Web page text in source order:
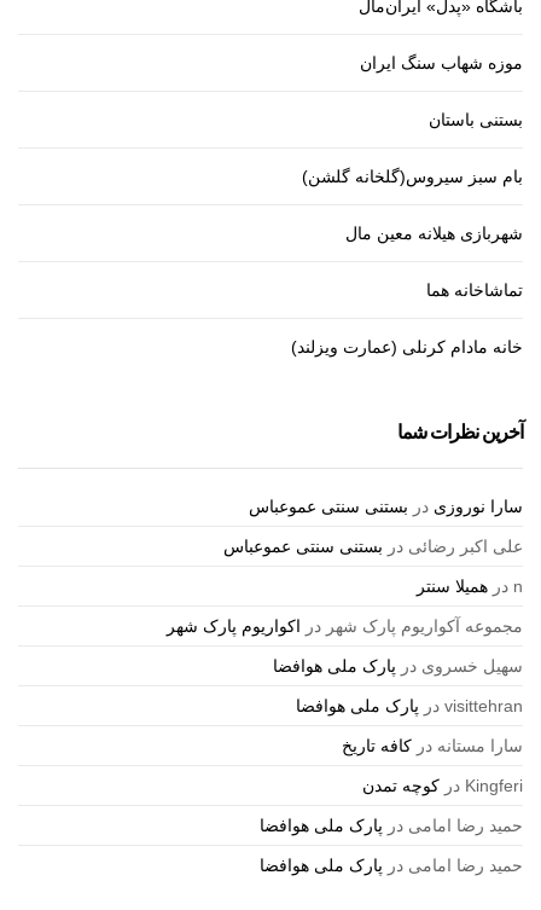
باشگاه «پدل» ایران‌مال
موزه شهاب سنگ ایران
بستنی باستان
بام سبز سیروس(گلخانه گلشن)
شهربازی هیلانه معین مال
تماشاخانه هما
خانه مادام کرنلی (عمارت ویزلند)
آخرین نظرات شما
سارا نوروزی در بستنی سنتی عموعباس
علی اکبر رضائی در بستنی سنتی عموعباس
n در همیلا سنتر
مجموعه آکواریوم پارک شهر در اکواریوم پارک شهر
سهیل خسروی در پارک ملی هوافضا
visittehran در پارک ملی هوافضا
سارا مستانه در کافه تاریخ
Kingferi در کوچه تمدن
حمید رضا امامی در پارک ملی هوافضا
حمید رضا امامی در پارک ملی هوافضا